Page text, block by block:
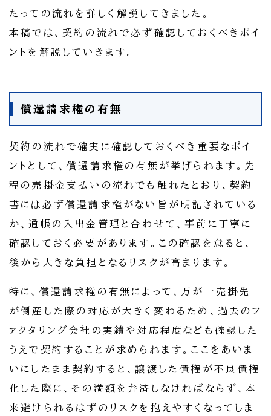
たっての流れを詳しく解説してきました。
本稿では、契約の流れで必ず確認しておくべきポイ
ントを解説していきます。
償還請求権の有無
契約の流れで確実に確認しておくべき重要なポイ
ントとして、償還請求権の有無が挙げられます。先
程の売掛金支払いの流れでも触れたとおり、契約
書には必ず償還請求権がない旨が明記されている
か、通帳の入出金管理と合わせて、事前に丁寧に
確認しておく必要があります。この確認を怠ると、
後から大きな負担となるリスクが高まります。
特に、償還請求権の有無によって、万が一売掛先
が倒産した際の対応が大きく変わるため、過去のフ
ァクタリング会社の実績や対応程度なども確認した
うえで契約することが求められます。ここをあいま
いにしたまま契約すると、譲渡した債権が不良債権
化した際に、その満額を弁済しなければならず、本
来避けられるはずのリスクを抱えやすくなってしま